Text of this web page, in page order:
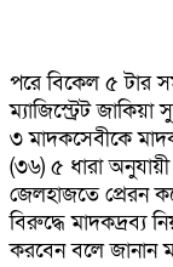
পরে বিকেল ৫ টার
ম্যাজিস্ট্রেট
৩ মাদকসেবীকে
(৩৬) ৫ ধারা
জেলহাজতে প্রেরন
বিরুদ্ধে মাদকদ্রব্য
করবেন বলে জানান